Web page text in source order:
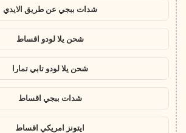
شدات ببجي عن طريق الايدي
شحن يلا لودو اقساط
شحن يلا لودو تابي تمارا
شدات ببجي اقساط
ايتونز امريكي اقساط